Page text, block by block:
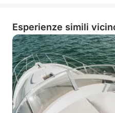
Esperienze simili